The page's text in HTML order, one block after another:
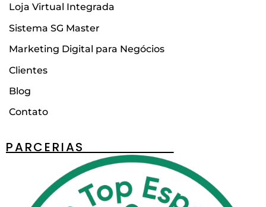
Loja Virtual Integrada
Sistema SG Master
Marketing Digital para Negócios
Clientes
Blog
Contato
PARCERIAS________